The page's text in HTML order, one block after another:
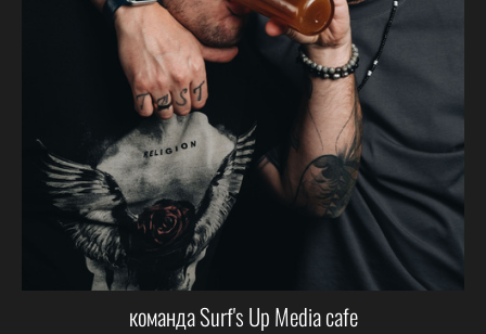
команда Surf's Up Media cafe